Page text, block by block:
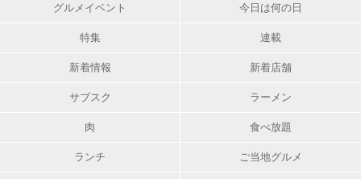
グルメイベント 今日は何の日
特集 連載
新着情報 新着店舗
サブスク ラーメン
肉 食べ放題
ランチ ご当地グルメ